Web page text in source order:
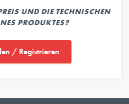
UND DIE TECHNISCHEN
PRODUKTES?
/ Registrieren